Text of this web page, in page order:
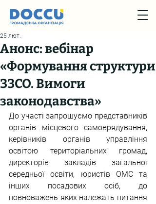
Анонс: вебінар
«Формування структури
ЗЗСО. Вимоги
законодавства»
25 лют.
До участі запрошуємо представників
органів місцевого самоврядування,
керівників органів управління
освітою територіальних громад,
директорів закладів загальної
середньої освіти, юристів ОМС та
інших посадових осіб, до
повноважень яких належать питання